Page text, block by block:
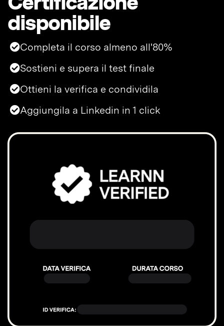
disponibile
Completa il corso almeno all'80%
Sostieni e supera il test finale
Ottieni la verifica e condividila
Aggiungila a Linkedin in 1 click